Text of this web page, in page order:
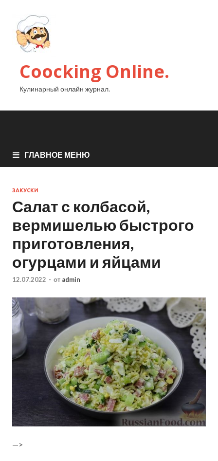
Coocking Online.
Кулинарный онлайн журнал.
ГЛАВНОЕ МЕНЮ
ЗАКУСКИ
Салат с колбасой,
вермишелью быстрого
приготовления,
огурцами и яйцами
12.07.2022 - от admin
—>